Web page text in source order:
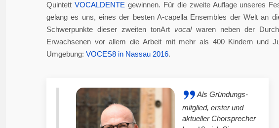
Quintett VOCALDENTE gewinnen. Für die zweite Auflage unseres
gelang es uns, eines der besten A-capella Ensembles der Welt an
Schwerpunkte dieser zweiten tonArt vocalwaren neben der
Erwachsenen vor allem die Arbeit mit mehr als 400 Kindern und
Umgebung: VOCES8 in Nassau 2016.
Als Gründungs-
mitglied, erster und
aktueller Chorsprecher